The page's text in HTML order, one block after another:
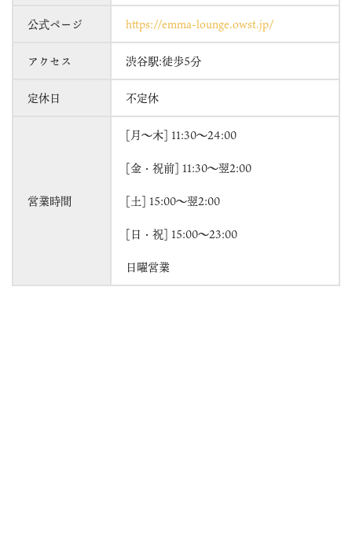
公式ページ https://emma-lounge.owst.jp/
アクセス 渋谷駅:徒歩5分
定休日 不定休
営業時間
[月～木] 11:30～24:00
[金・祝前] 11:30～翌2:00
[土] 15:00〜翌2:00
[日・祝] 15:00〜23:00
日曜営業